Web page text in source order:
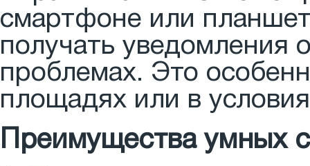
смартфоне или
получать уведомления
проблемах. Это
площадях или в
Преимущества умных